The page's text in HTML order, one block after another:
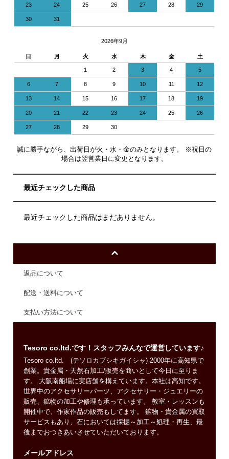
23 24 25 26 27 28 29
30 31
2026年9月
日 月 火 水 木 金 土
1 2 3 4 5
6 7 8 9 10 11 12
13 14 15 16 17 18 19
20 21 22 23 24 25 26
27 28 29 30
誠に勝手ながら、出荷日が火・水・金のみとなります。 ※祝日の
場合は翌営業日に変更となります。
最近チェックした商品
最近チェックした商品はまだありません。
返品について
配送・送料について
支払い方法について
Tesoro co.ltd.です！スタッフみんなで運営しています♪
Tesoro co.ltd. (テソロカブシキガイシャ) 2000年に高知県で
創業。貴金属・天然石加工/販売を商いとして今日に至りま
す。 大阪南船場に実店舗を構えています。本社は高知です。
世界中のアクセサリーパーツ、アクセサリー・ジュエリーの
販売、鉱物の加工や修理も承っています。 教室・レッスンも
開催中で、作家作品の販売もしてます。 鉱物・貴金属の買取
サービスもあり、石においては採掘～加工～処理・再生、最
後までおつきあいさせていただいております。
メールアドレス